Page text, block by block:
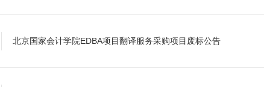
北京国家会计学院EDBA项目翻译服务采购项目废标公告